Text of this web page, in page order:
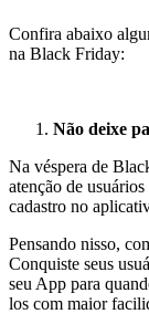
Confira abaixo
na Black Friday:
Não deixe
Na véspera de
atenção de
cadastro no
Pensando nisso,
Conquiste seus
seu App para
los com maior